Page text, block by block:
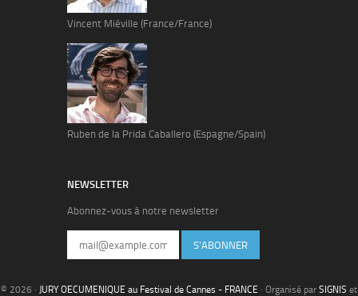
Vincent Miéville (France/France)
Ruben de la Prida Caballero (Espagne/Spain)
NEWSLETTER
Abonnez-vous à notre newsletter
S'ABONNER
© 2026 · JURY OECUMENIQUE au Festival de Cannes - FRANCE · Organisé par SIGNIS et